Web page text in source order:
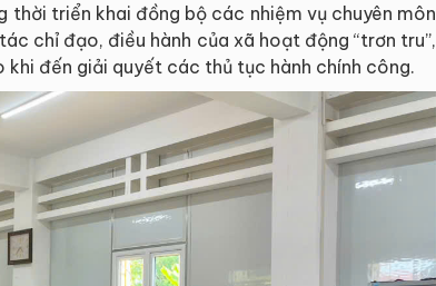
thời triển khai đồng bộ các nhiệm vụ chuyên môn
chỉ đạo, điều hành của xã hoạt động “trơn tru”,
khi đến giải quyết các thủ tục hành chính công.